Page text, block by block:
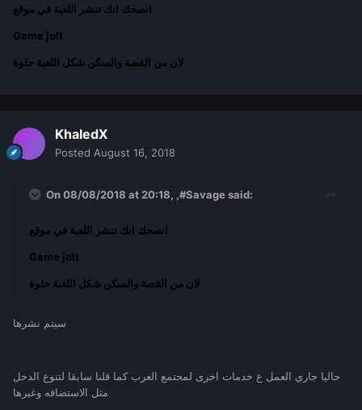
Game jolt
لان من القصة والسكن شكل اللعبة حلوة
KhaledX
Posted August 16, 2018
On 08/08/2018 at 20:18, ,#Savagesaid:
Game jolt
لان من القصة والسكن شكل اللعبة حلوة
حاليا جاري العمل ع خدمات اخرى لمجتمع العرب كما قلنا سابقا لتنوع الدخل